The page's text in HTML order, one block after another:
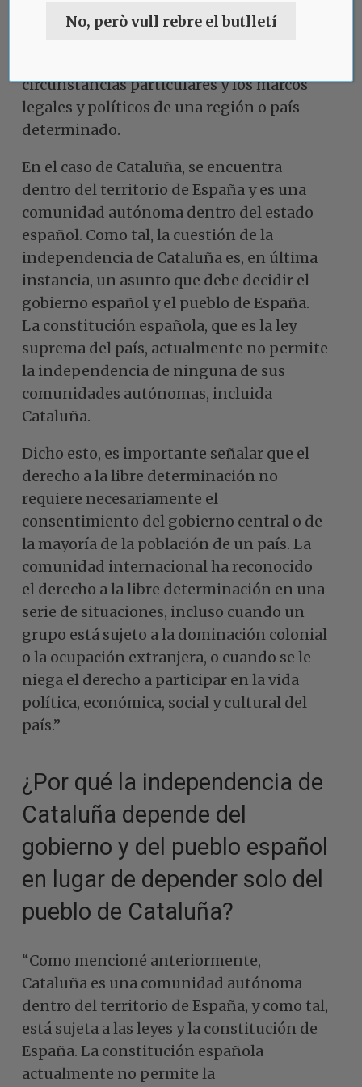
fundamental. Sin embargo, los
circunstancias particulares y los marcos
legales y políticos de una región o país
determinado.
En el caso de Cataluña, se encuentra
dentro del territorio de España y es una
comunidad autónoma dentro del estado
español. Como tal, la cuestión de la
independencia de Cataluña es, en última
instancia, un asunto que debe decidir el
gobierno español y el pueblo de España.
La constitución española, que es la ley
suprema del país, actualmente no permite
la independencia de ninguna de sus
comunidades autónomas, incluida
Cataluña.
Dicho esto, es importante señalar que el
derecho a la libre determinación no
requiere necesariamente el
consentimiento del gobierno central o de
la mayoría de la población de un país. La
comunidad internacional ha reconocido
el derecho a la libre determinación en una
serie de situaciones, incluso cuando un
grupo está sujeto a la dominación colonial
o la ocupación extranjera, o cuando se le
niega el derecho a participar en la vida
política, económica, social y cultural del
país.”
¿Por qué la independencia de
Cataluña depende del
gobierno y del pueblo español
en lugar de depender solo del
pueblo de Cataluña?
“Como mencioné anteriormente,
Cataluña es una comunidad autónoma
dentro del territorio de España, y como tal,
está sujeta a las leyes y la constitución de
España. La constitución española
actualmente no permite la
No, però vull rebre el butlletí